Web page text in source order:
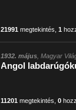
21991 megtekintés ,1
1932. május , Magyar
Angol
11201 megtekintés ,0